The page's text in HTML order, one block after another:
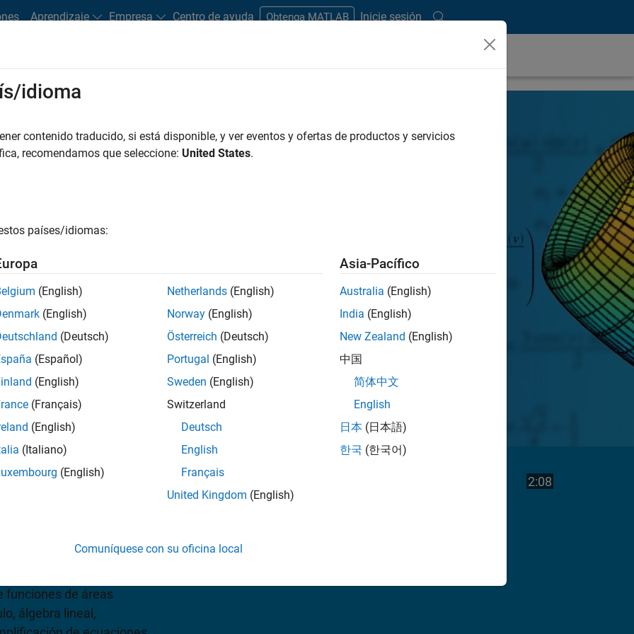
Aprendizaje Empresa Centro de ayuda Obtenga MATLAB Inicie sesión
simbólicas
Consulte precios
para resolver,
de matemáticas
código de
puede obtener
de trabajo de
funciones de áreas
álgebra lineal,
2:08Duración del
idioma
contenido traducido, si está disponible, y ver eventos y ofertas de productos y servicios
recomendamos que seleccione: United States.
países/idiomas:
(English)
(English)
(Deutsch)
(Español)
(English)
(Français)
(English)
(Italiano)
(English)
Netherlands (English)
Norway (English)
Österreich (Deutsch)
Portugal (English)
Sweden (English)
Switzerland
Deutsch
English
Français
United Kingdom (English)
Asia-Pacífico
Australia (English)
India (English)
New Zealand (English)
中国
简体中文
English
日本 (日本語)
한국 (한국어)
Comuníquese con su oficina local